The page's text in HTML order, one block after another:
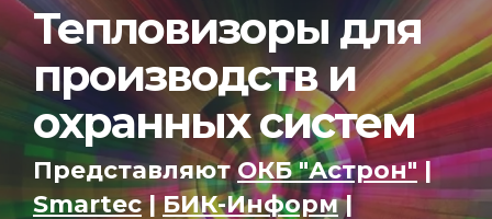
Тепловизоры для
производств и
охранных систем
ПредставляютОКБ "Астрон"|
Smartec|БИК-Информ|